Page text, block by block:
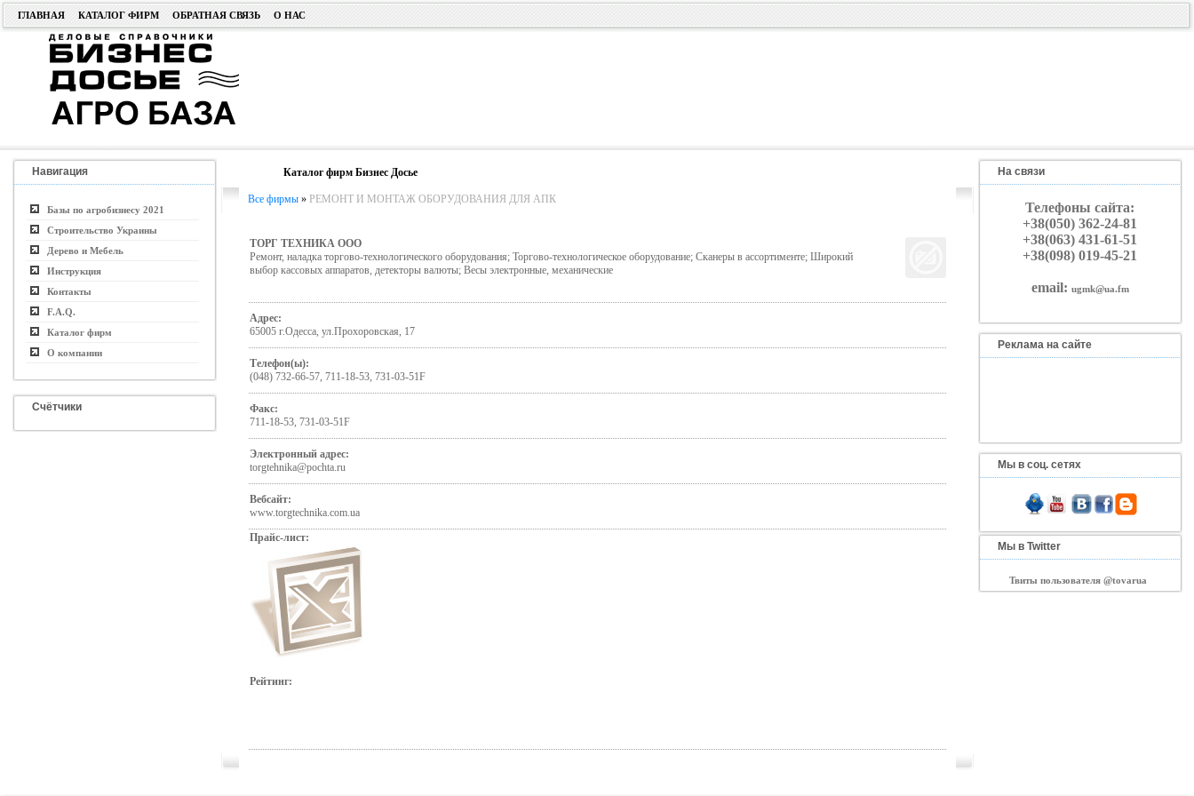
ГЛАВНАЯ КАТАЛОГ ФИРМ ОБРАТНАЯ СВЯЗЬ О НАС
Навигация
Базы по агробизнесу 2021
Строительство Украины
Дерево и Мебель
Инструкция
Контакты
F.A.Q.
Каталог фирм
О компании
Счётчики
Каталог фирм Бизнес Досье
Все фирмы» РЕМОНТ И МОНТАЖ ОБОРУДОВАНИЯ ДЛЯ АПК
ТОРГ ТЕХНИКА ООО
Ремонт, наладка торгово-технологического оборудования; Торгово-технологическое оборудование; Сканеры в ассортименте; Широкий
выбор кассовых аппаратов, детекторы валюты; Весы электронные, механические
Адрес:
65005 г.Одесса, ул.Прохоровская, 17
Телефон(ы):
(048) 732-66-57, 711-18-53, 731-03-51F
Факс:
711-18-53, 731-03-51F
Электронный адрес:
torgtehnika@pochta.ru
Вебсайт:
www.torgtechnika.com.ua
Прайс-лист:
Рейтинг:
На связи
Телефоны сайта:
+38(050) 362-24-81
+38(063) 431-61-51
+38(098) 019-45-21
email: ugmk@ua.fm
Реклама на сайте
Мы в соц. сетях
Мы в Twitter
Твиты пользователя @tovarua